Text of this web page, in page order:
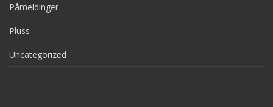
Påmeldinger
Pluss
Uncategorized